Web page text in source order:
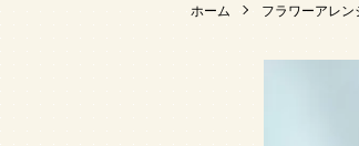
ホーム フラワーアレン